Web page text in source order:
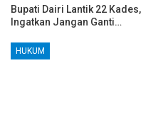
Bupati Dairi Lantik 22 Kades,
Ingatkan Jangan Ganti…
HUKUM